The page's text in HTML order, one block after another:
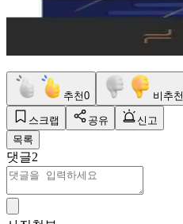
추천0 비추천
스크랩 공유
신고
목록
댓글2